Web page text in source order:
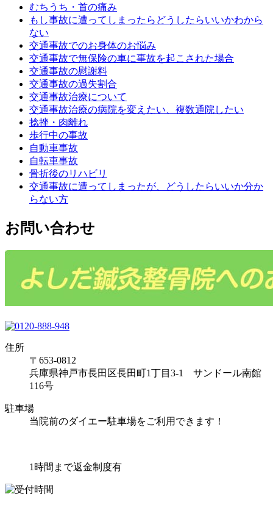
むちうち・首の痛み
もし事故に遭ってしまったらどうしたらいいかわから
ない
交通事故でのお身体のお悩み
交通事故で無保険の車に事故を起こされた場合
交通事故の慰謝料
交通事故の過失割合
交通事故治療について
交通事故治療の病院を変えたい、複数通院したい
捻挫・肉離れ
歩行中の事故
自動車事故
自転車事故
骨折後のリハビリ
交通事故に遭ってしまったが、どうしたらいいか分か
らない方
お問い合わせ
住所
〒653-0812
兵庫県神戸市長田区長田町1丁目3-1 サンドール南館
116号
駐車場
当院前のダイエー駐車場をご利用できます！
1時間まで返金制度有